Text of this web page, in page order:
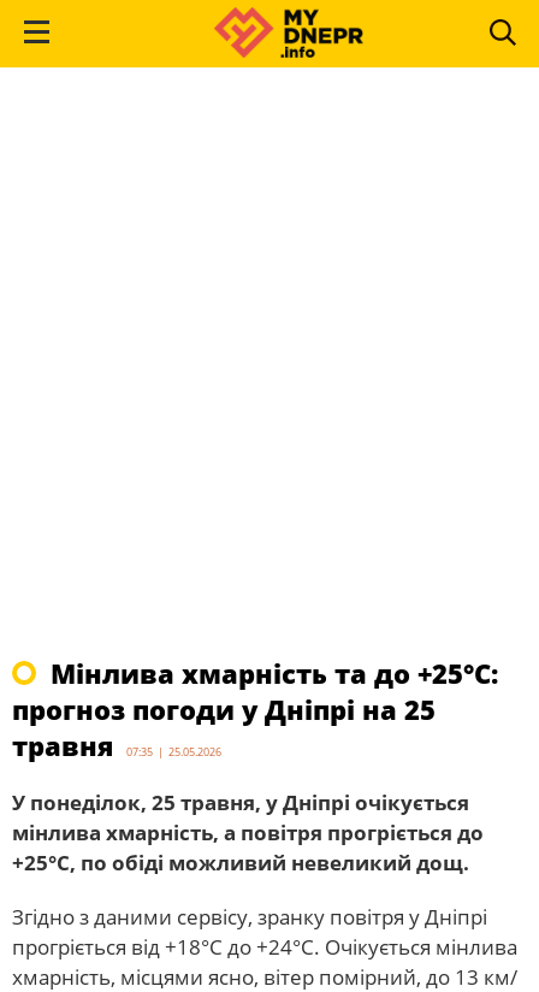
Мінлива хмарність та до +25°С:
прогноз погоди у Дніпрі на 25
травня
07:35 | 25.05.2026
У понеділок, 25 травня, у Дніпрі очікується
мінлива хмарність, а повітря прогріється до
+25°С, по обіді можливий невеликий дощ.
Згідно з даними сервісу, зранку повітря у Дніпрі
прогріється від +18°С до +24°С. Очікується мінлива
хмарність, місцями ясно, вітер помірний, до 13 км/